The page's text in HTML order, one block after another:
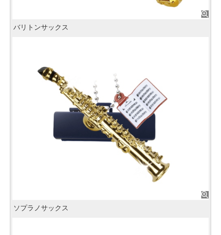
バリトンサックス
ソプラノサックス